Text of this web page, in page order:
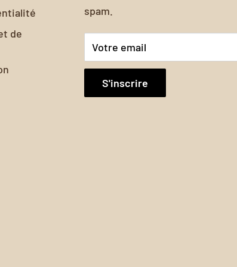
de
spam.
Votre email
S'inscrire